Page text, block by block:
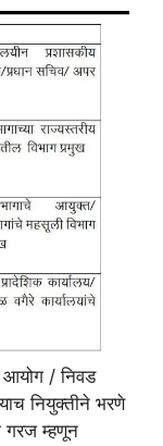
आयोग / निवड
नियुक्तीने भरणे
गरज म्हणून